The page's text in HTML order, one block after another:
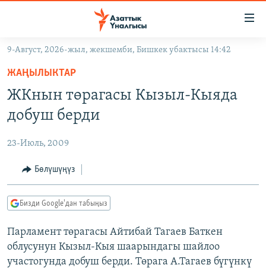
Навигацияга
өтүңүз
Издөөгө
салыңызКЫРГЫЗСТАН
ЭКОНОМИКА
МАДАНИЯТ
ДҮЙНӨ
БОРБОР АЗИЯ
УКРАИНА
АТАЙЫН ИЛИКТӨӨ
ТВ ПРОГРАММАЛАР
ЭКСПЕРТТЕР ТАЛДАЙТ
БИЗ ЖАНА ДҮЙНӨ
ДАНИСТЕ
ӨЗГӨЧӨ ПИКИР
Русский
9-Август, 2026-жыл, жекшемби, Бишкек убактысы 14:42
ЖАҢЫЛЫКТАР
ЖКнын төрагасы Кызыл-Кыяда
добуш берди
23-Июль, 2009
Бөлүшүңүз
Бизди Google'дан табыңыз
Парламент төрагасы Айтибай Тагаев Баткен
облусунун Кызыл-Кыя шаарындагы шайлоо
участогунда добуш берди. Төрага А.Тагаев бүгүнкү